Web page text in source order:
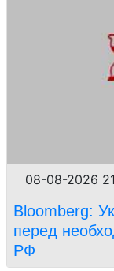
08-08-2026
Bloomberg:
перед
РФ